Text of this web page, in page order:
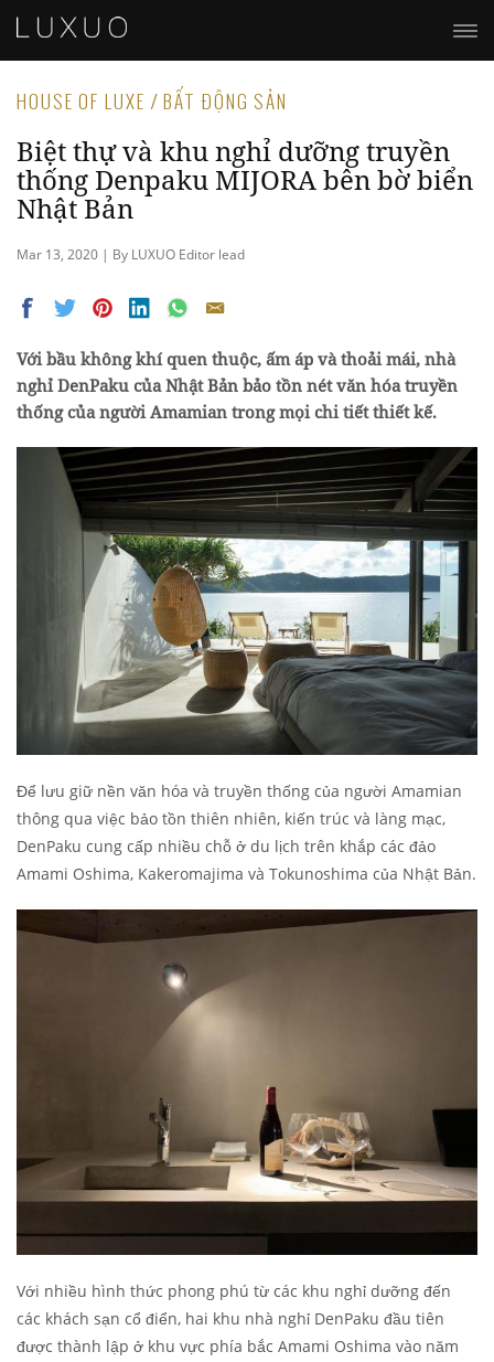
HOUSE OF LUXE / BẤT ĐỘNG SẢN
Biệt thự và khu nghỉ dưỡng truyền
thống Denpaku MIJORA bên bờ biển
Nhật Bản
Mar 13, 2020 | By LUXUO Editor lead
Với bầu không khí quen thuộc, ấm áp và thoải mái, nhà
nghỉ DenPaku của Nhật Bản bảo tồn nét văn hóa truyền
thống của người Amamian trong mọi chi tiết thiết kế.
Để lưu giữ nền văn hóa và truyền thống của người Amamian
thông qua việc bảo tồn thiên nhiên, kiến ​​trúc và làng mạc,
DenPaku cung cấp nhiều chỗ ở du lịch trên khắp các đảo
Amami Oshima, Kakeromajima và Tokunoshima của Nhật Bản.
Với nhiều hình thức phong phú từ các khu nghỉ dưỡng đến
các khách sạn cổ điển, hai khu nhà nghỉ DenPaku đầu tiên
được thành lập ở khu vực phía bắc Amami Oshima vào năm